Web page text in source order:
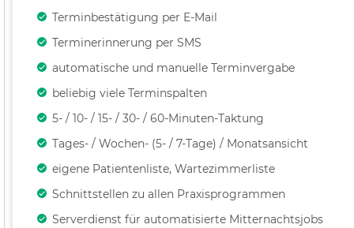
Terminbestätigung per E-Mail
Terminerinnerung per SMS
automatische und manuelle Terminvergabe
beliebig viele Terminspalten
5- / 10- / 15- / 30- / 60-Minuten-Taktung
Tages- / Wochen- (5- / 7-Tage) / Monatsansicht
eigene Patientenliste, Wartezimmerliste
Schnittstellen zu allen Praxisprogrammen
Serverdienst für automatisierte Mitternachtsjobs